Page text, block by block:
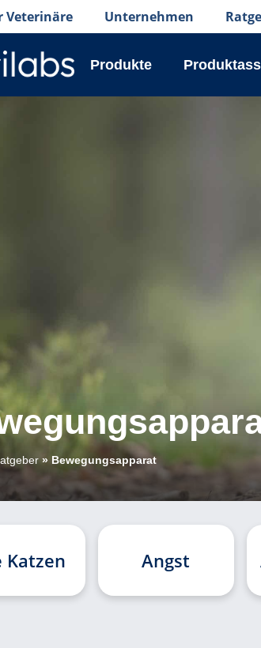
Veterinäre Unternehmen
Produkte
» Bewegungsapparat
Katzen Angst